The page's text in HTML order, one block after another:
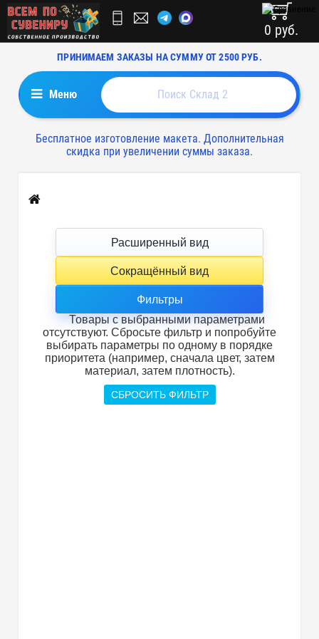
ПРИНИМАЕМ ЗАКАЗЫ НА СУММУ ОТ 2500 РУБ.
0 руб.
Меню
Бесплатное изготовление макета. Дополнительная
скидка при увеличении суммы заказа.
Главная
Расширенный вид
Сокращённый вид
Фильтры
Товары с выбранными параметрами
отсутствуют. Сбросьте фильтр и попробуйте
выбирать параметры по одному в порядке
приоритета (например, сначала цвет, затем
материал, затем плотность).
СБРОСИТЬ ФИЛЬТР